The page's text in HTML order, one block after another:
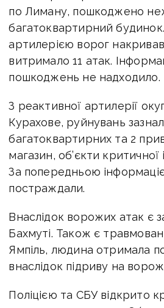
по Лиману, пошкоджено
багатоквартирний
артилерією ворог накривав
витримало 11 атак.
пошкоджень не надходило.
З реактивної артилерії
Курахове, руйнувань
багатоквартирних та 2
магазин, об’єкти
За попередньою
постраждали.
Внаслідок ворожих атак є
Бахмуті. Також є
Ямпіль, людина отримала
внаслідок підриву на
Поліцією та СБУ відкрито